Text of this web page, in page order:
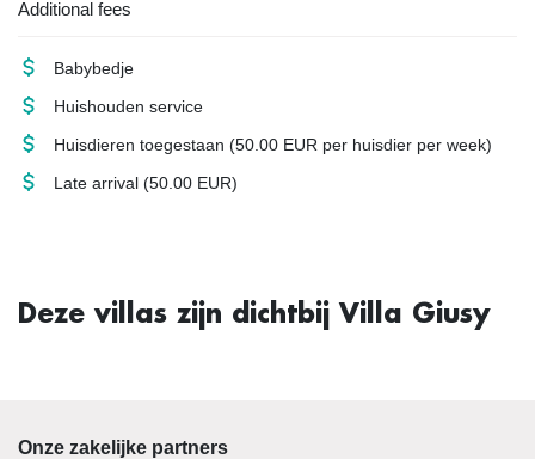
Additional fees
Babybedje
Huishouden service
Huisdieren toegestaan (50.00 EUR per huisdier per week)
Late arrival (50.00 EUR)
Deze villas zijn dichtbij Villa Giusy
Onze zakelijke partners